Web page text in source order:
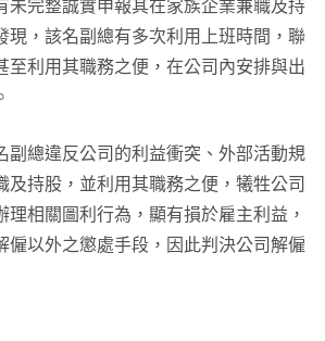
未完整誠實申報其在家族企業兼職及持
現，該名副總有多次利用上班時間，聯
至利用其職務之便，在公司內安排與出
副總違反公司的利益衝突、外部活動規
及持股，並利用其職務之便，犧牲公司
理相關圖利行為，顯有損於雇主利益，
僱以外之懲處手段，因此判決公司解僱